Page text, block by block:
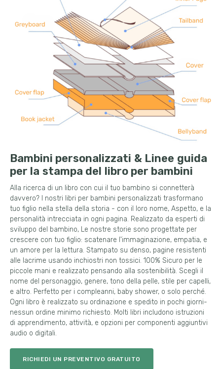
Bambini personalizzati & Linee guida
per la stampa del libro per bambini
Alla ricerca di un libro con cui il tuo bambino si connetterà
davvero? I nostri libri per bambini personalizzati trasformano
tuo figlio nella stella della storia - con il loro nome, Aspetto, e la
personalità intrecciata in ogni pagina. Realizzato da esperti di
sviluppo del bambino, Le nostre storie sono progettate per
crescere con tuo figlio: scatenare l'immaginazione, empatia, e
un amore per la lettura. Stampato su denso, pagine resistenti
alle lacrime usando inchiostri non tossici. 100% Sicuro per le
piccole mani e realizzato pensando alla sostenibilità. Scegli il
nome del personaggio, genere, tono della pelle, stile per capelli,
e altro. Perfetto per i compleanni, baby shower, o solo perché.
Ogni libro è realizzato su ordinazione e spedito in pochi giorni-
nessun ordine minimo richiesto. Molti libri includono istruzioni
di apprendimento, attività, e opzioni per componenti aggiuntivi
audio o digitali.
RICHIEDI UN PREVENTIVO GRATUITO